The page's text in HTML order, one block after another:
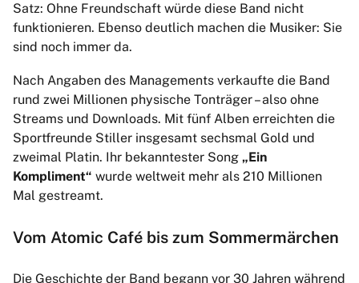
Satz: Ohne Freundschaft würde diese Band nicht
funktionieren. Ebenso deutlich machen die Musiker: Sie
sind noch immer da.
Nach Angaben des Managements verkaufte die Band
rund zwei Millionen physische Tonträger – also ohne
Streams und Downloads. Mit fünf Alben erreichten die
Sportfreunde Stiller insgesamt sechsmal Gold und
zweimal Platin. Ihr bekanntester Song „Ein
Kompliment“ wurde weltweit mehr als 210 Millionen
Mal gestreamt.
Vom Atomic Café bis zum Sommermärchen
Die Geschichte der Band begann vor 30 Jahren während